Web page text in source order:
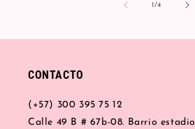
1/de
4
CONTACTO
(+57) 300 395 75 12
Calle 49 B # 67b-08. Barrio estadio